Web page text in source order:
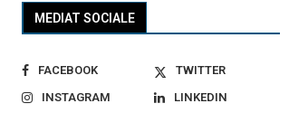
MEDIAT SOCIALE
FACEBOOK
TWITTER
INSTAGRAM
LINKEDIN